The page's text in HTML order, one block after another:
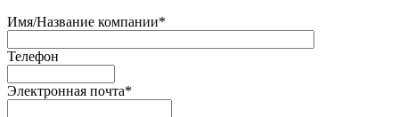
Имя/Название компании*
Телефон
Электронная почта*